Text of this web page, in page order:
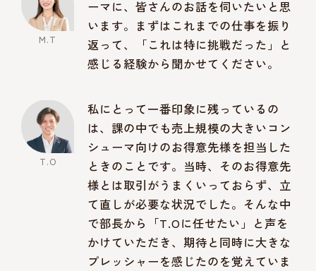
ーマに、皆さんのお話を伺いたいと思
います。まずはこれまでの仕事を振り
返って、「これは特に挑戦だった」と
感じる経験から聞かせてください。
私にとって一番印象に残っているの
は、課の中でも売上規模の大きいコン
シューマ向けのお得意先様を担当した
ときのことです。当時、そのお得意先
様とは取引がうまくいっておらず、立
て直しが必要な状況でした。そんな中
で部長から「T.Oに任せたい」と声を
かけていただき、期待と同時に大きな
プレッシャーを感じたのを覚えていま